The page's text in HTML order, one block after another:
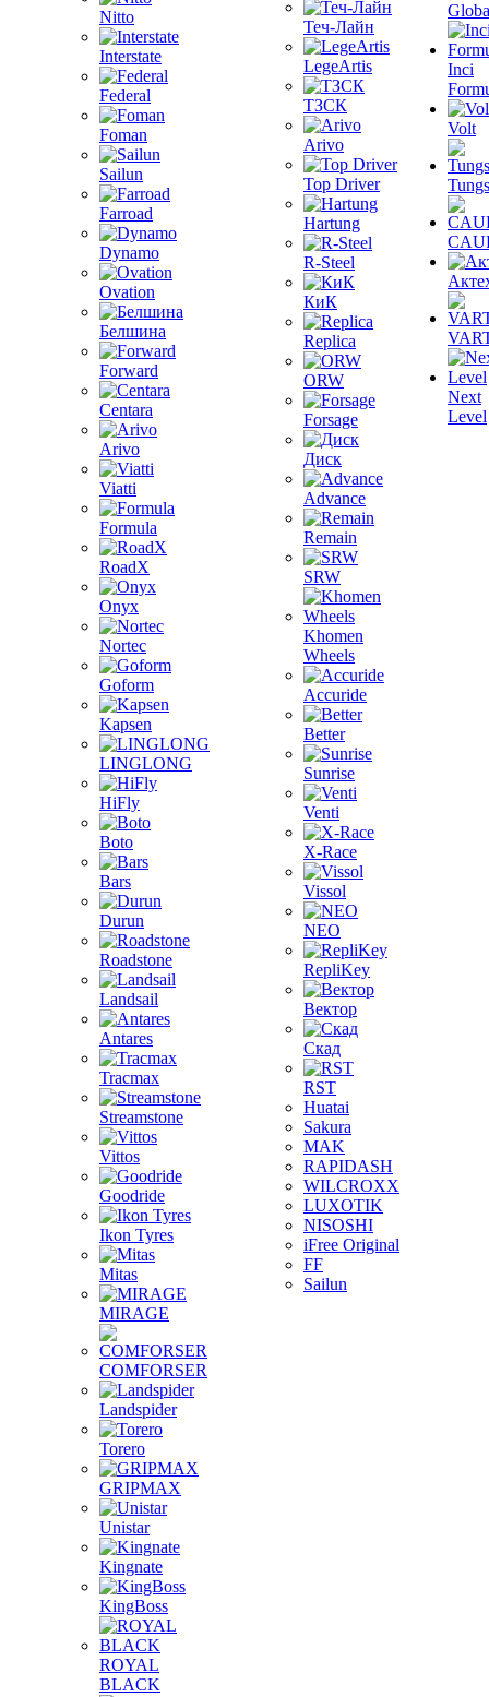
Nitto
Interstate
Federal
Foman
Sailun
Farroad
Dynamo
Ovation
Белшина
Forward
Centara
Arivo
Viatti
Formula
RoadX
Onyx
Nortec
Goform
Kapsen
LINGLONG
HiFly
Boto
Bars
Durun
Roadstone
Landsail
Antares
Tracmax
Streamstone
Vittos
Goodride
Ikon Tyres
Mitas
MIRAGE
COMFORSER
Landspider
Torero
GRIPMAX
Unistar
Kingnate
KingBoss
ROYAL
BLACK
Теч-Лайн
LegeArtis
ТЗСК
Arivo
Top Driver
Hartung
R-Steel
КиК
Replica
ORW
Forsage
Диск
Advance
Remain
SRW
Khomen
Wheels
Accuride
Better
Sunrise
Venti
X-Race
Vissol
NEO
RepliKey
Вектор
Скад
RST
Huatai
Sakura
MAK
RAPIDASH
WILCROXX
LUXOTIK
NISOSHI
iFree Original
FF
Sailun
Inci
Volt
Next
Level